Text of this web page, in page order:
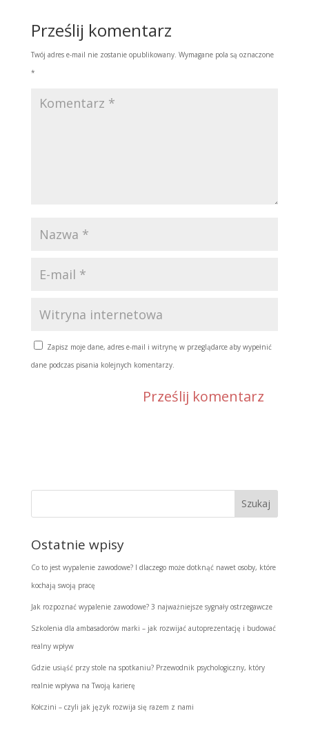
Prześlij komentarz
Twój adres e-mail nie zostanie opublikowany. Wymagane pola są oznaczone
*
Zapisz moje dane, adres e-mail i witrynę w przeglądarce aby wypełnić
dane podczas pisania kolejnych komentarzy.
Ostatnie wpisy
Co to jest wypalenie zawodowe? I dlaczego może dotknąć nawet osoby, które
kochają swoją pracę
Jak rozpoznać wypalenie zawodowe? 3 najważniejsze sygnały ostrzegawcze
Szkolenia dla ambasadorów marki – jak rozwijać autoprezentację i budować
realny wpływ
Gdzie usiąść przy stole na spotkaniu? Przewodnik psychologiczny, który
realnie wpływa na Twoją karierę
Kołczini – czyli jak język rozwija się razem z nami